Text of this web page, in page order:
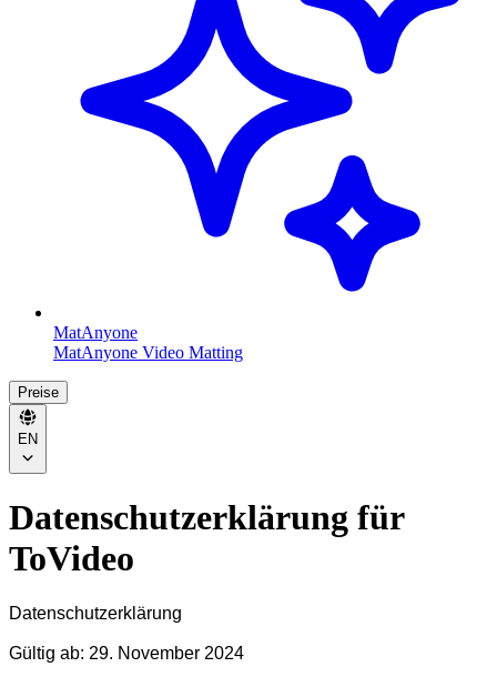
MatAnyone
MatAnyone Video Matting
Preise
EN
Datenschutzerklärung für
ToVideo
Datenschutzerklärung
Gültig ab: 29. November 2024